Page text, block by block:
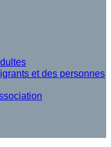
et des personnes